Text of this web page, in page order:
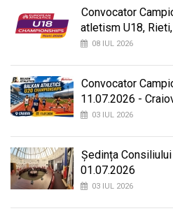
Convocator
atletism U18,
08 IUL 2026
Convocator
11.07.2026 -
03 IUL 2026
Ședința
01.07.2026
03 IUL 2026